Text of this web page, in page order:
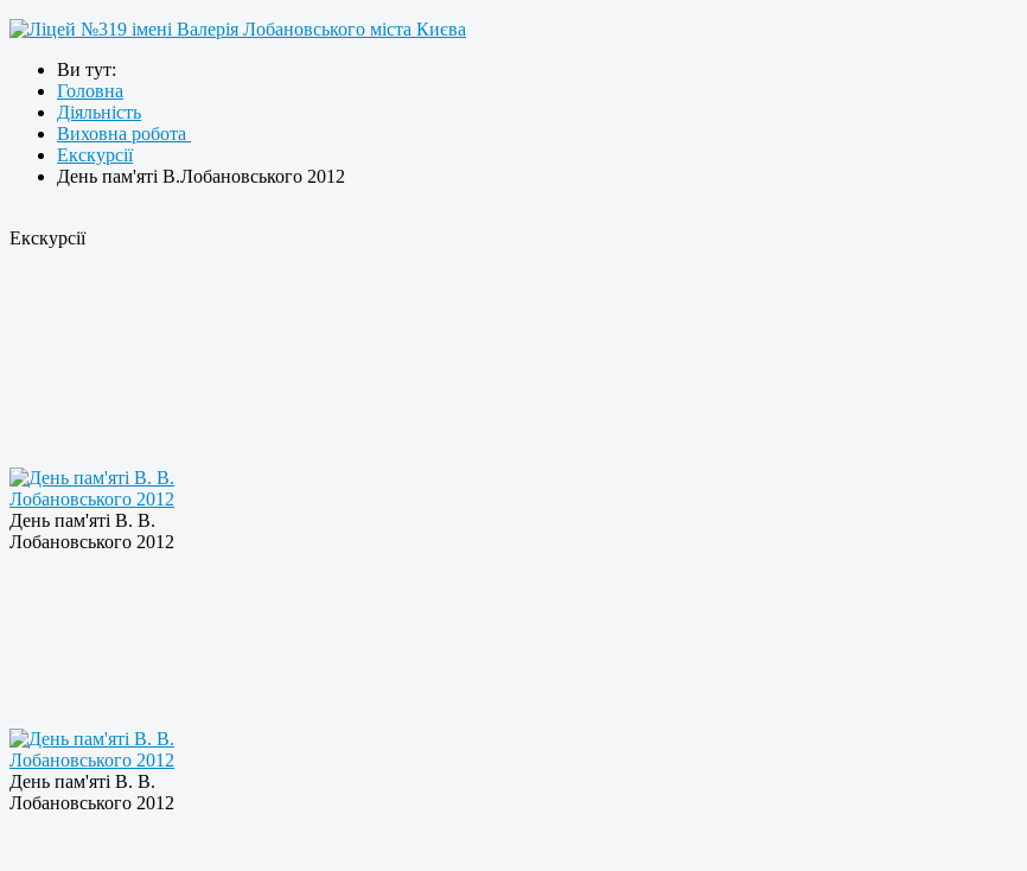
Ви тут:
Головна
Діяльність
Виховна робота
Екскурсії
День пам'яті В.Лобановського 2012
Екскурсії
День пам'яті В. В.
Лобановського 2012
День пам'яті В. В.
Лобановського 2012